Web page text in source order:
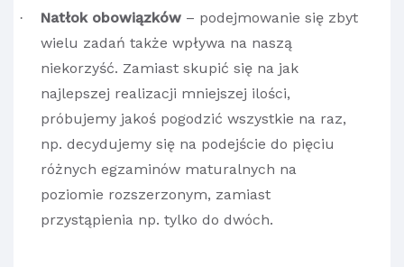
· Natłok obowiązków – podejmowanie się zbyt
wielu zadań także wpływa na naszą
niekorzyść. Zamiast skupić się na jak
najlepszej realizacji mniejszej ilości,
próbujemy jakoś pogodzić wszystkie na raz,
np. decydujemy się na podejście do pięciu
różnych egzaminów maturalnych na
poziomie rozszerzonym, zamiast
przystąpienia np. tylko do dwóch.